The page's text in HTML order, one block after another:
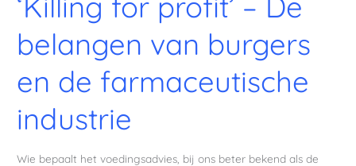
belangen van burgers
en de farmaceutische
industrie
Wie bepaalt het voedingsadvies, bij ons beter bekend als de